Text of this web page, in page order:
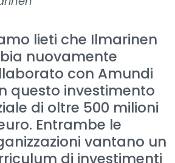
lieti che Ilmarinen
nuovamente
con Amundi
questo investimento
di oltre 500 milioni
Entrambe le
vantano un
di investimenti